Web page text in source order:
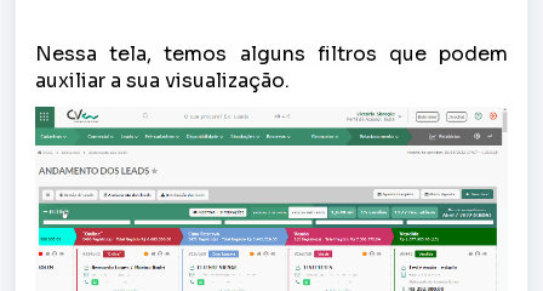
Nessa tela,temos alguns filtros que podem
auxiliar a sua visualização.